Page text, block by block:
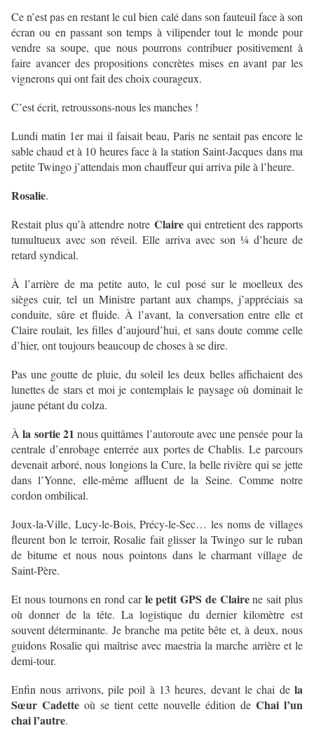
Ce n’est pas en restant le cul bien calé dans son fauteuil face à son
écran ou en passant son temps à vilipender tout le monde pour
vendre sa soupe, que nous pourrons contribuer positivement à
faire avancer des propositions concrètes mises en avant par les
vignerons qui ont fait des choix courageux.
C’est écrit, retroussons-nous les manches !
Lundi matin 1er mai il faisait beau, Paris ne sentait pas encore le
sable chaud et à 10 heures face à la station Saint-Jacques dans ma
petite Twingo j’attendais mon chauffeur qui arriva pile à l’heure.
Rosalie.
Restait plus qu’à attendre notre Clairequi entretient des rapports
tumultueux avec son réveil. Elle arriva avec son ¼ d’heure de
retard syndical.
À l’arrière de ma petite auto, le cul posé sur le moelleux des
sièges cuir, tel un Ministre partant aux champs, j’appréciais sa
conduite, sûre et fluide. À l’avant, la conversation entre elle et
Claire roulait, les filles d’aujourd’hui, et sans doute comme celle
d’hier, ont toujours beaucoup de choses à se dire.
Pas une goutte de pluie, du soleil les deux belles affichaient des
lunettes de stars et moi je contemplais le paysage où dominait le
jaune pétant du colza.
Àla sortie 21 nous quittâmes l’autoroute avec une pensée pour la
centrale d’enrobage enterrée aux portes de Chablis. Le parcours
devenait arboré, nous longions la Cure, la belle rivière qui se jette
dans l’Yonne, elle-même affluent de la Seine. Comme notre
cordon ombilical.
Joux-la-Ville, Lucy-le-Bois, Précy-le-Sec… les noms de villages
fleurent bon le terroir, Rosalie fait glisser la Twingo sur le ruban
de bitume et nous nous pointons dans le charmant village de
Saint-Père.
Et nous tournons en rond carle petit GPS de Clairene sait plus
où donner de la tête. La logistique du dernier kilomètre est
souvent déterminante. Je branche ma petite bête et, à deux, nous
guidons Rosalie qui maîtrise avec maestria la marche arrière et le
demi-tour.
Enfin nous arrivons, pile poil à 13 heures, devant le chai de la
Sœur Cadette où se tient cette nouvelle édition de Chai l’un
chai l’autre.